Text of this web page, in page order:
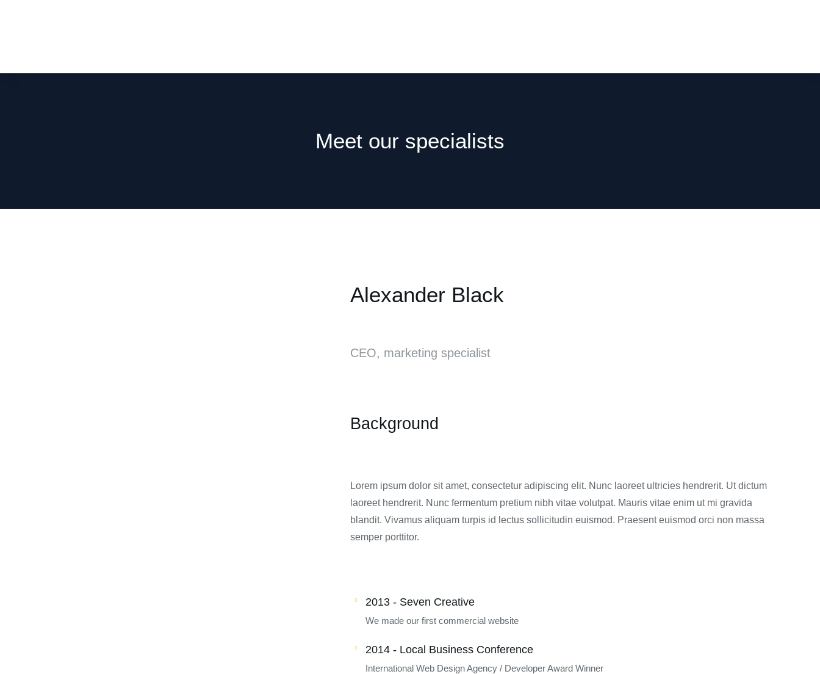
Meet our specialists
Alexander Black
CEO, marketing specialist
Background
Lorem ipsum dolor sit amet, consectetur adipiscing elit. Nunc laoreet ultricies hendrerit. Ut dictum
laoreet hendrerit. Nunc fermentum pretium nibh vitae volutpat. Mauris vitae enim ut mi gravida
blandit. Vivamus aliquam turpis id lectus sollicitudin euismod. Praesent euismod orci non massa
semper porttitor.
2013 - Seven Creative
We made our first commercial website
2014 - Local Business Conference
International Web Design Agency / Developer Award Winner